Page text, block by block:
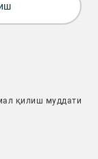
қилиш муддати